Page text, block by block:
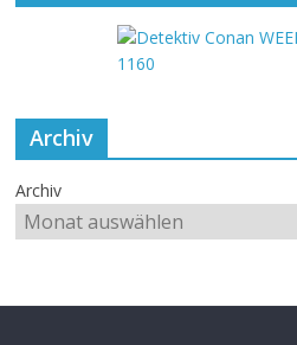
Archiv
Archiv